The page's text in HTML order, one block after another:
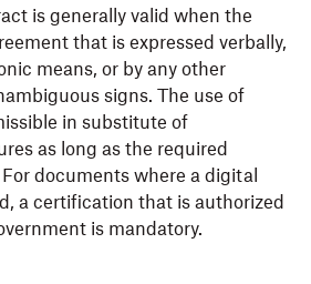
is generally valid when the
that is expressed verbally,
means, or by any other
signs. The use of
in substitute of
as long as the required
documents where a digital
a certification that is authorized
is mandatory.